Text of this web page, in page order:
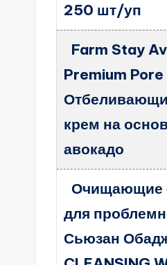
250 шт/уп
Farm Stay
Premium
крем на
авокадо
Очищающие
для
Сьюзан